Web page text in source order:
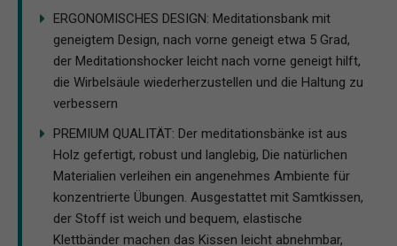
ERGONOMISCHES DESIGN: Meditationsbank mit
geneigtem Design, nach vorne geneigt etwa 5 Grad,
der Meditationshocker leicht nach vorne geneigt hilft,
die Wirbelsäule wiederherzustellen und die Haltung zu
verbessern
PREMIUM QUALITÄT: Der meditationsbänke ist aus
Holz gefertigt, robust und langlebig, Die natürlichen
Materialien verleihen ein angenehmes Ambiente für
konzentrierte Übungen. Ausgestattet mit Samtkissen,
der Stoff ist weich und bequem, elastische
Klettbänder machen das Kissen leicht abnehmbar,